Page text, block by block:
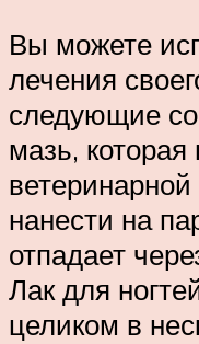
Вы можете
лечения
следующие
мазь, которая
нанести на
отпадает
Лак для
целиком в